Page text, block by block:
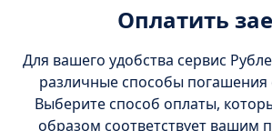
Оплатить
Для вашего удобства сервис
различные способы
Выберите способ оплаты,
образом соответствует вашим